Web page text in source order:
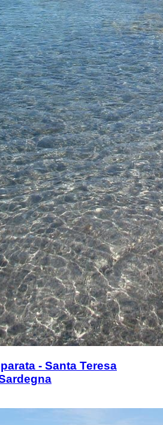
- Santa Teresa